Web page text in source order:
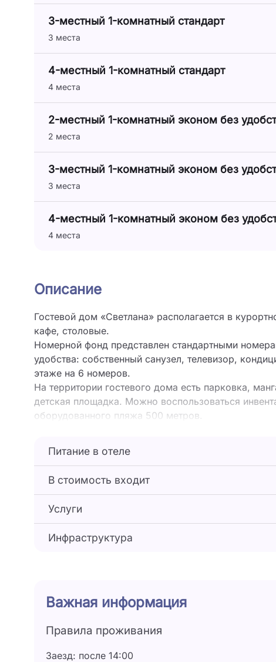
3-местный 1-комнатный стандарт
3 места
4-местный 1-комнатный стандарт
4 места
2-местный 1-комнатный эконом без
2 места
3-местный 1-комнатный эконом без
3 места
4-местный 1-комнатный эконом без
4 места
Описание
Гостевой дом «Светлана» располагается в
кафе, столовые.
Номерной фонд представлен стандартными
удобства: собственный санузел, телевизор,
этаже на 6 номеров.
На территории гостевого дома есть парковка,
детская площадка. Можно воспользоваться
оборудованного пляжа 500 метров.
Питание в отеле
В стоимость входит
Услуги
Инфраструктура
Важная информация
Правила проживания
Заезд: после 14:00